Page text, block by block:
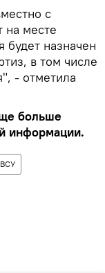
с
на месте
назначен
в том числе
- отметила
больше
информации.
ВСУ